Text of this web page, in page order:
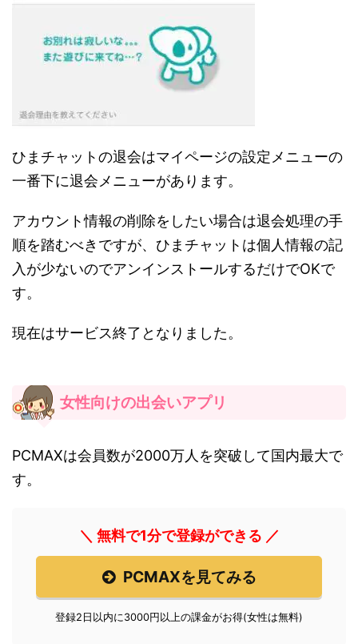
ひまチャットの退会はマイページの設定メニューの
一番下に退会メニューがあります。
アカウント情報の削除をしたい場合は退会処理の手
順を踏むべきですが、ひまチャットは個人情報の記
入が少ないのでアンインストールするだけでOKで
す。
現在はサービス終了となりました。
女性向けの出会いアプリ
PCMAXは会員数が2000万人を突破して国内最大で
す。
＼ 無料で1分で登録ができる ／
PCMAXを見てみる
登録2日以内に3000円以上の課金がお得(女性は無料)